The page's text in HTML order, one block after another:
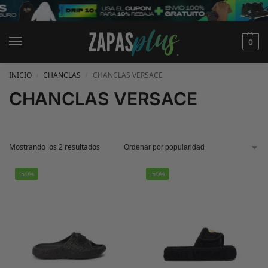
0
INICIO CHANCLAS CHANCLAS VERSACE
CHANCLAS VERSACE
Mostrando los 2 resultados
-50% -50%